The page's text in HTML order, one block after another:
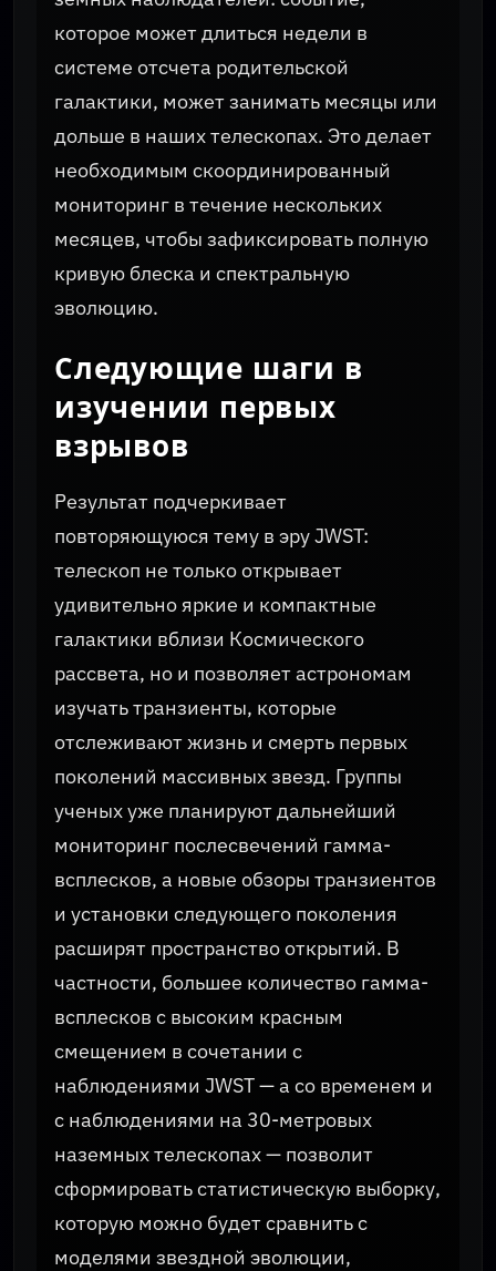
которое может длиться недели в
системе отсчета родительской
галактики, может занимать месяцы или
дольше в наших телескопах. Это делает
необходимым скоординированный
мониторинг в течение нескольких
месяцев, чтобы зафиксировать полную
кривую блеска и спектральную
эволюцию.
Следующие шаги в
изучении первых
взрывов
Результат подчеркивает
повторяющуюся тему в эру JWST:
телескоп не только открывает
удивительно яркие и компактные
галактики вблизи Космического
рассвета, но и позволяет астрономам
изучать транзиенты, которые
отслеживают жизнь и смерть первых
поколений массивных звезд. Группы
ученых уже планируют дальнейший
мониторинг послесвечений гамма-
всплесков, а новые обзоры транзиентов
и установки следующего поколения
расширят пространство открытий. В
частности, большее количество гамма-
всплесков с высоким красным
смещением в сочетании с
наблюдениями JWST — а со временем и
с наблюдениями на 30-метровых
наземных телескопах — позволит
сформировать статистическую выборку,
которую можно будет сравнить с
моделями звездной эволюции,